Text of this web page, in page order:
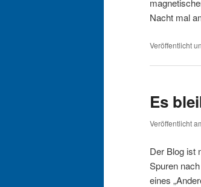
Nacht mal
Veröffentlicht
Es
Veröffentlicht
Der Blog ist
Spuren
eines